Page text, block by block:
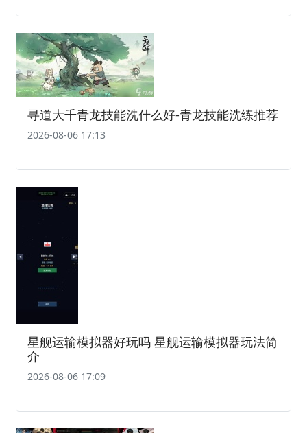
寻道大千青龙技能洗什么好-青龙技能洗练推荐
2026-08-06 17:13
星舰运输模拟器好玩吗 星舰运输模拟器玩法简
介
2026-08-06 17:09